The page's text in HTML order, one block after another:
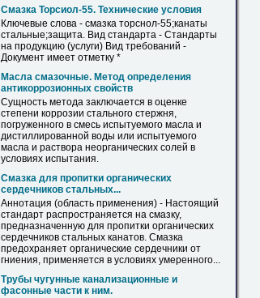
Смазка Торсиол-55. Технические условия
Ключевые слова - смазка торснол-55;канаты
стальные;защита. Вид стандарта - Стандарты
на продукцию (услуги) Вид требований -
Документ имеет отметку *
Масла смазочные. Метод определения
антикоррозионных свойств
Сущность метода заключается в оценке
степени коррозии стального стержня,
погруженного в смесь испытуемого масла и
дистиллированной воды или испытуемого
масла и раствора неорганических солей в
условиях испытания.
Смазка для пропитки органических
сердечников стальных...
Аннотация (область применения) - Настоящий
стандарт распространяется на смазку,
предназначенную для пропитки органических
сердечников стальных канатов. Смазка
предохраняет органические сердечники от
гниения, применяется в условиях умеренного...
Трубы чугунные канализационные и
фасонные части к ним.